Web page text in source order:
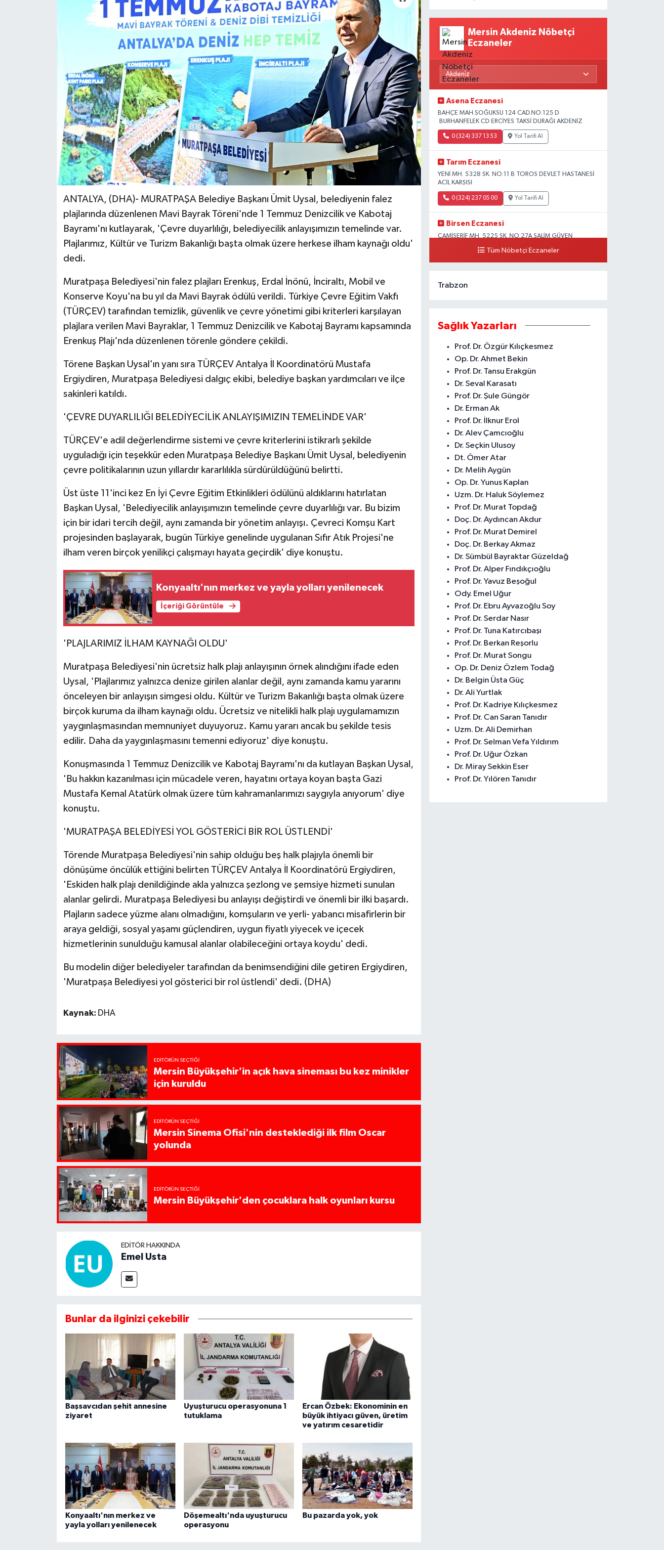
ANTALYA, (DHA)- MURATPAŞA Belediye Başkanı Ümit Uysal, belediyenin falez
plajlarında düzenlenen Mavi Bayrak Töreni'nde 1 Temmuz Denizcilik ve Kabotaj
Bayramı'nı kutlayarak, 'Çevre duyarlılığı, belediyecilik anlayışımızın temelinde var.
Plajlarımız, Kültür ve Turizm Bakanlığı başta olmak üzere herkese ilham kaynağı oldu'
dedi.
Muratpaşa Belediyesi'nin falez plajları Erenkuş, Erdal İnönü, İnciraltı, Mobil ve
Konserve Koyu'na bu yıl da Mavi Bayrak ödülü verildi. Türkiye Çevre Eğitim Vakfı
(TÜRÇEV) tarafından temizlik, güvenlik ve çevre yönetimi gibi kriterleri karşılayan
plajlara verilen Mavi Bayraklar, 1 Temmuz Denizcilik ve Kabotaj Bayramı kapsamında
Erenkuş Plajı'nda düzenlenen törenle göndere çekildi.
Törene Başkan Uysal'ın yanı sıra TÜRÇEV Antalya İl Koordinatörü Mustafa
Ergiydiren, Muratpaşa Belediyesi dalgıç ekibi, belediye başkan yardımcıları ve ilçe
sakinleri katıldı.
'ÇEVRE DUYARLILIĞI BELEDİYECİLİK ANLAYIŞIMIZIN TEMELİNDE VAR'
TÜRÇEV'e adil değerlendirme sistemi ve çevre kriterlerini istikrarlı şekilde
uyguladığı için teşekkür eden Muratpaşa Belediye Başkanı Ümit Uysal, belediyenin
çevre politikalarının uzun yıllardır kararlılıkla sürdürüldüğünü belirtti.
Üst üste 11'inci kez En İyi Çevre Eğitim Etkinlikleri ödülünü aldıklarını hatırlatan
Başkan Uysal, 'Belediyecilik anlayışımızın temelinde çevre duyarlılığı var. Bu bizim
için bir idari tercih değil, aynı zamanda bir yönetim anlayışı. Çevreci Komşu Kart
projesinden başlayarak, bugün Türkiye genelinde uygulanan Sıfır Atık Projesi'ne
ilham veren birçok yenilikçi çalışmayı hayata geçirdik' diye konuştu.
Konyaaltı'nın merkez ve yayla yolları yenilenecek
İçeriği Görüntüle
'PLAJLARIMIZ İLHAM KAYNAĞI OLDU'
Muratpaşa Belediyesi'nin ücretsiz halk plajı anlayışının örnek alındığını ifade eden
Uysal, 'Plajlarımız yalnızca denize girilen alanlar değil, aynı zamanda kamu yararını
önceleyen bir anlayışın simgesi oldu. Kültür ve Turizm Bakanlığı başta olmak üzere
birçok kuruma da ilham kaynağı oldu. Ücretsiz ve nitelikli halk plajı uygulamamızın
yaygınlaşmasından memnuniyet duyuyoruz. Kamu yararı ancak bu şekilde tesis
edilir. Daha da yaygınlaşmasını temenni ediyoruz' diye konuştu.
Konuşmasında 1 Temmuz Denizcilik ve Kabotaj Bayramı'nı da kutlayan Başkan Uysal,
'Bu hakkın kazanılması için mücadele veren, hayatını ortaya koyan başta Gazi
Mustafa Kemal Atatürk olmak üzere tüm kahramanlarımızı saygıyla anıyorum' diye
konuştu.
'MURATPAŞA BELEDİYESİ YOL GÖSTERİCİ BİR ROL ÜSTLENDİ'
Törende Muratpaşa Belediyesi'nin sahip olduğu beş halk plajıyla önemli bir
dönüşüme öncülük ettiğini belirten TÜRÇEV Antalya İl Koordinatörü Ergiydiren,
'Eskiden halk plajı denildiğinde akla yalnızca şezlong ve şemsiye hizmeti sunulan
alanlar gelirdi. Muratpaşa Belediyesi bu anlayışı değiştirdi ve önemli bir ilki başardı.
Plajların sadece yüzme alanı olmadığını, komşuların ve yerli- yabancı misafirlerin bir
araya geldiği, sosyal yaşamı güçlendiren, uygun fiyatlı yiyecek ve içecek
hizmetlerinin sunulduğu kamusal alanlar olabileceğini ortaya koydu' dedi.
Bu modelin diğer belediyeler tarafından da benimsendiğini dile getiren Ergiydiren,
'Muratpaşa Belediyesi yol gösterici bir rol üstlendi' dedi. (DHA)
Kaynak: DHA
EDITÖRÜN SEÇTIĞI
Mersin Büyükşehir'in açık hava sineması bu kez minikler
için kuruldu
EDITÖRÜN SEÇTIĞI
Mersin Sinema Ofisi'nin desteklediği ilk film Oscar
yolunda
EDITÖRÜN SEÇTIĞI
Mersin Büyükşehir'den çocuklara halk oyunları kursu
EDITÖR HAKKINDA
Emel Usta
Bunlar da ilginizi çekebilir
Başsavcıdan şehit annesine
ziyaret
Uyuşturucu operasyonuna 1
tutuklama
Ercan Özbek: Ekonominin en
büyük ihtiyacı güven, üretim
ve yatırım cesaretidir
Konyaaltı'nın merkez ve
yayla yolları yenilenecek
Döşemealtı'nda uyuşturucu
operasyonu
Bu pazarda yok, yok
Mersin Akdeniz Nöbetçi
Eczaneler
Asena Eczanesi
BAHÇE MAH.SOĞUKSU 124 CAD.NO:125 D
BURHANFELEK CD ERCİYES TAKSİ DURAĞI AKDENİZ
0 (324) 337 13 53 Yol Tarifi Al
Tarım Eczanesi
YENİ MH. 5328 SK. NO:11 B TOROS DEVLET HASTANESİ
ACİL KARŞISI
0 (324) 237 05 00 Yol Tarifi Al
Birsen Eczanesi
CAMİŞERİF MH. 5225 SK. NO:27A SALİM GÜVEN
Tüm Nöbetçi Eczaneler
Trabzon
Sağlık Yazarları
Prof. Dr. Özgür Kılıçkesmez
Op. Dr. Ahmet Bekin
Prof. Dr. Tansu Erakgün
Dr. Seval Karasatı
Prof. Dr. Şule Güngör
Dr. Erman Ak
Prof. Dr. İlknur Erol
Dr. Alev Çamcıoğlu
Dr. Seçkin Ulusoy
Dt. Ömer Atar
Dr. Melih Aygün
Op. Dr. Yunus Kaplan
Uzm. Dr. Haluk Söylemez
Prof. Dr. Murat Topdağ
Doç. Dr. Aydıncan Akdur
Prof. Dr. Murat Demirel
Doç. Dr. Berkay Akmaz
Dr. Sümbül Bayraktar Güzeldağ
Prof. Dr. Alper Fındıkçıoğlu
Prof. Dr. Yavuz Beşoğul
Ody. Emel Uğur
Prof. Dr. Ebru Ayvazoğlu Soy
Prof. Dr. Serdar Nasır
Prof. Dr. Tuna Katırcıbaşı
Prof. Dr. Berkan Reşorlu
Prof. Dr. Murat Songu
Op. Dr. Deniz Özlem Todağ
Dr. Belgin Üsta Güç
Dr. Ali Yurtlak
Prof. Dr. Kadriye Kılıçkesmez
Prof. Dr. Can Saran Tanıdır
Uzm. Dr. Ali Demirhan
Prof. Dr. Selman Vefa Yıldırım
Prof. Dr. Uğur Özkan
Dr. Miray Sekkin Eser
Prof. Dr. Yılören Tanıdır